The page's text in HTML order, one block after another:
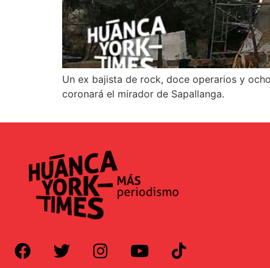
Un ex bajista de rock, doce operarios y
coronará el mirador de Sapallanga.